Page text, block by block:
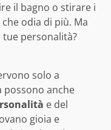
il bagno o stirare i
odia di più. Ma
tue personalità?
solo a
possono anche
e del
gioia e